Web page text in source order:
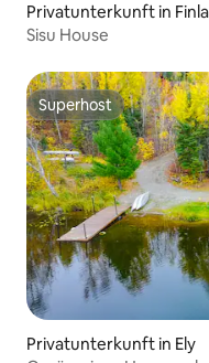
Privatunterkunft in
Sisu House
Superhost
Superhost
Privatunterkunft in Ely